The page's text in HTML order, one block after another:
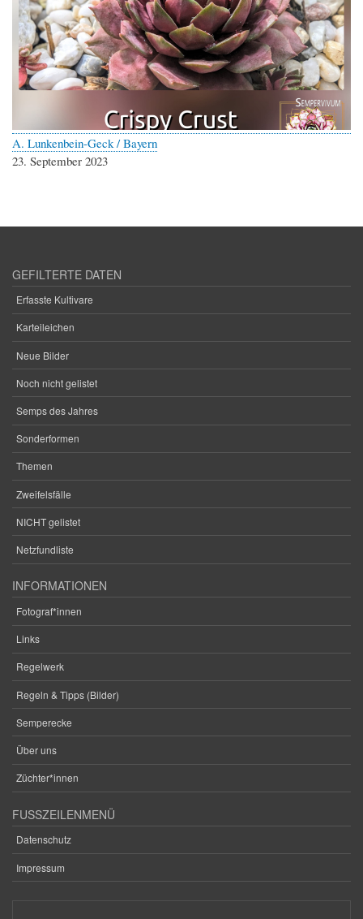
A. Lunkenbein-Geck / Bayern
23. September 2023
GEFILTERTE DATEN
Erfasste Kultivare
Karteileichen
Neue Bilder
Noch nicht gelistet
Semps des Jahres
Sonderformen
Themen
Zweifelsfälle
NICHT gelistet
Netzfundliste
INFORMATIONEN
Fotograf*innen
Links
Regelwerk
Regeln & Tipps (Bilder)
Semperecke
Über uns
Züchter*innen
FUSSZEILENMENÜ
Datenschutz
Impressum